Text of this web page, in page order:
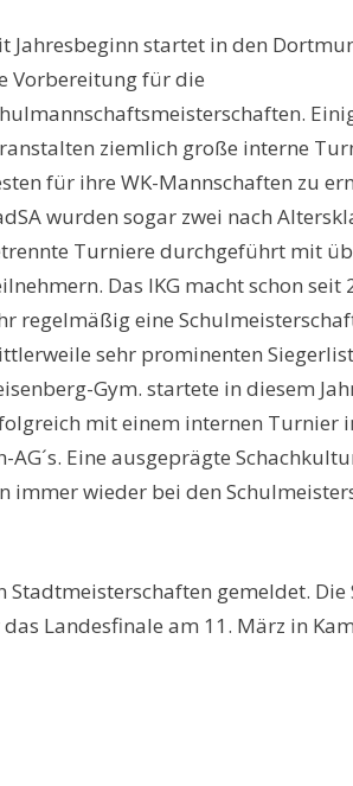
Jahresbeginn startet in den
Vorbereitung für die
ziemlich große interne
für ihre WK-Mannschaften zu
wurden sogar zwei nach
Turniere durchgeführt mit
Das IKG macht schon seit
regelmäßig eine
sehr prominenten
Gym. startete in diesem
mit einem internen Turnier
Eine ausgeprägte
immer wieder bei den
Stadtmeisterschaften gemeldet. Die
Landesfinale am 11. März in